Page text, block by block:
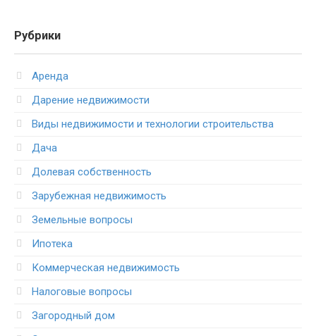
Рубрики
Аренда
Дарение недвижимости
Виды недвижимости и технологии строительства
Дача
Долевая собственность
Зарубежная недвижимость
Земельные вопросы
Ипотека
Коммерческая недвижимость
Налоговые вопросы
Загородный дом